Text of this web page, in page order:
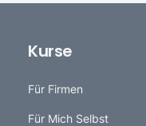
Kurse
Für Firmen
Für Mich Selbst